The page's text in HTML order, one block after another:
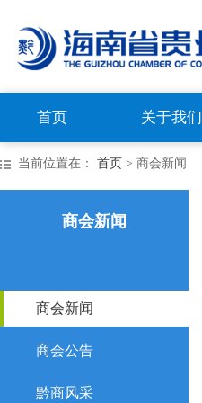
首页 关于我们
当前位置在： 首页 > 商会新闻
商会新闻
商会新闻
商会公告
黔商风采